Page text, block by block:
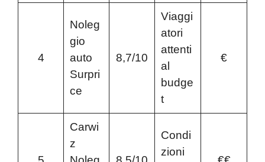
4
Noleg
gio
auto
Surpri
ce
8,7/10
Viaggi
atori
attenti
al
budge
t
€
Carwi
z
Condi
zioni